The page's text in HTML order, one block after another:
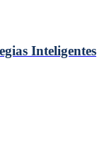
Inteligentes